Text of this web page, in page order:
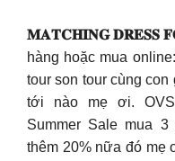
𝐌𝐀𝐓𝐂𝐇𝐈𝐍𝐆 𝐃𝐑𝐄𝐒𝐒
hàng hoặc mua
tour son tour cùng
tới nào mẹ ơi.
Summer Sale mua
thêm 20% nữa đó mẹ